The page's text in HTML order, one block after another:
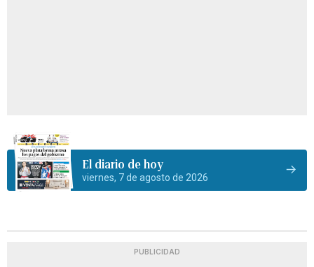
El diario de hoy
viernes, 7 de agosto de 2026
PUBLICIDAD